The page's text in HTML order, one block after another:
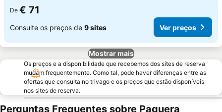
De € 71
Consulte os preços de 9 sites Ver preços
Mostrar mais
Os preços e a disponibilidade que recebemos dos sites de reserva
mudam frequentemente. Como tal, pode haver diferenças entre as
ofertas que consulta no trivago e os preços que estão disponíveis
nos sites de reserva.
Perguntas Frequentes sobre Paguera